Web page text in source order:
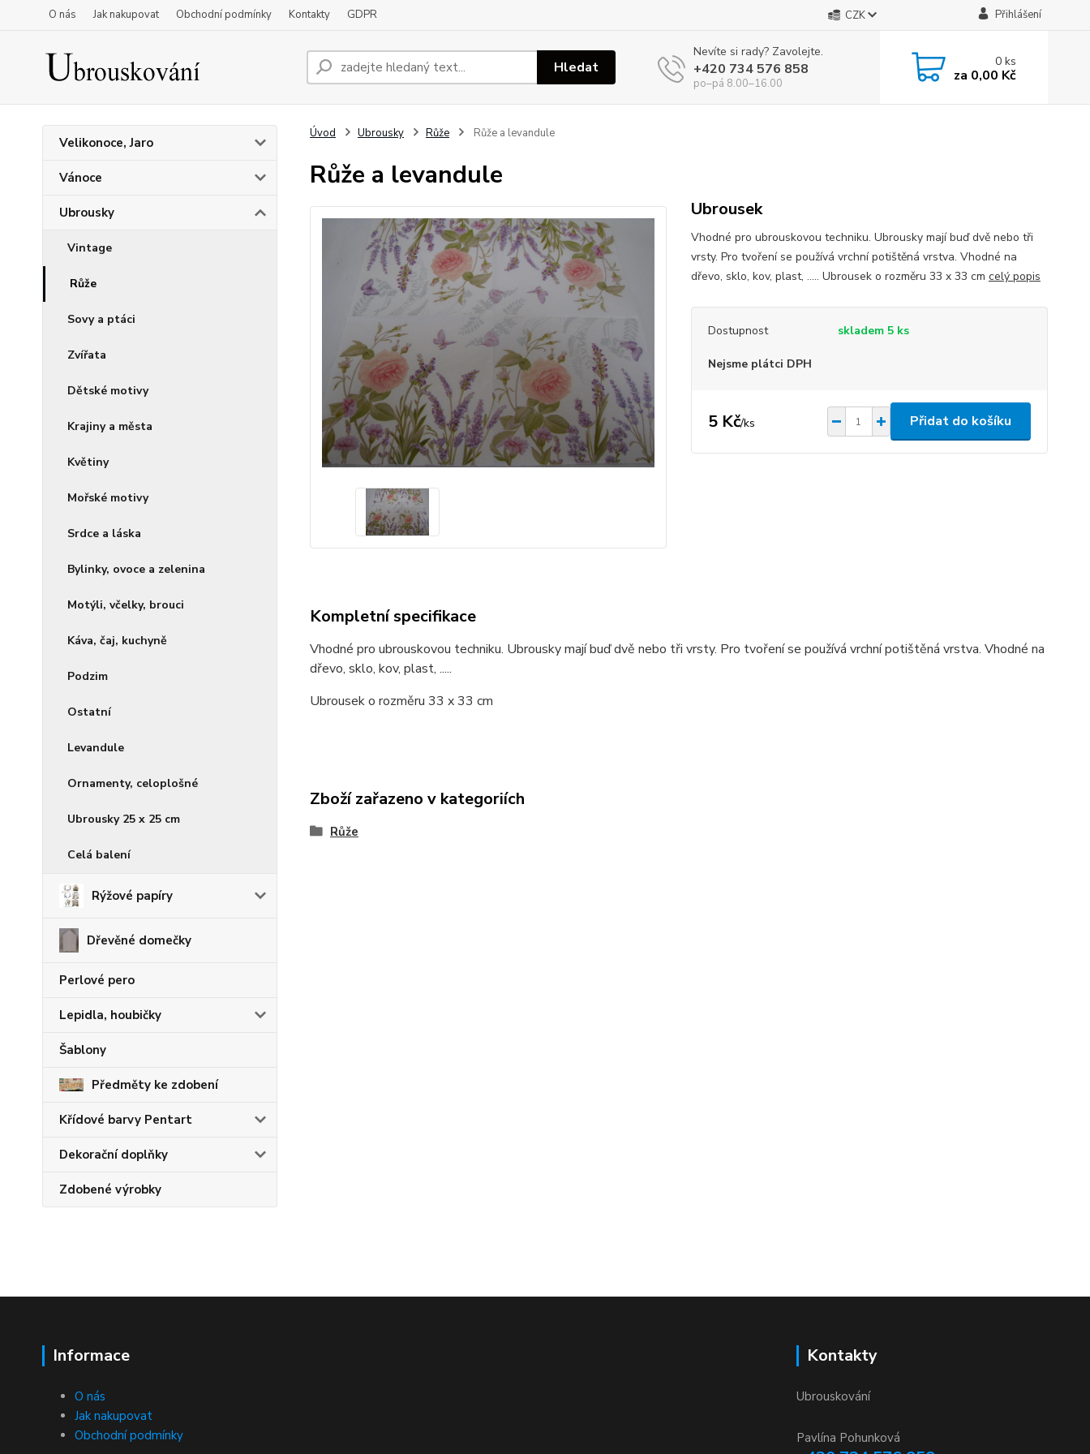
O nás Jak nakupovat Obchodní podmínky Kontakty GDPR CZK Přihlášení
Hledat
Nevíte si rady? Zavolejte.
+420 734 576 858
po–pá 8.00–16.00
0ks
za 0,00 Kč
Velikonoce, Jaro
Vánoce
Ubrousky
Vintage
Růže
Sovy a ptáci
Zvířata
Dětské motivy
Krajiny a města
Květiny
Mořské motivy
Srdce a láska
Bylinky, ovoce a zelenina
Motýli, včelky, brouci
Káva, čaj, kuchyně
Podzim
Ostatní
Levandule
Ornamenty, celoplošné
Ubrousky 25 x 25 cm
Celá balení
Rýžové papíry
Dřevěné domečky
Perlové pero
Lepidla, houbičky
Šablony
Předměty ke zdobení
Křídové barvy Pentart
Dekorační doplňky
Zdobené výrobky
Úvod Ubrousky Růže Růže a levandule
Růže a levandule
Ubrousek
Vhodné pro ubrouskovou techniku. Ubrousky mají buď dvě nebo tři
vrsty. Pro tvoření se používá vrchní potištěná vrstva. Vhodné na
dřevo, sklo, kov, plast, ..... Ubrousek o rozměru 33 x 33 cm celý popis
Dostupnost skladem 5 ks
Nejsme plátci DPH
5 Kč/ks Přidat do košíku
Kompletní specifikace
Vhodné pro ubrouskovou techniku. Ubrousky mají buď dvě nebo tři vrsty. Pro tvoření se používá vrchní potištěná vrstva. Vhodné na
dřevo, sklo, kov, plast, .....
Ubrousek o rozměru 33 x 33 cm
Zboží zařazeno v kategoriích
Růže
Informace
O nás
Jak nakupovat
Obchodní podmínky
Kontakty
Ubrouskování
Pavlína Pohunková